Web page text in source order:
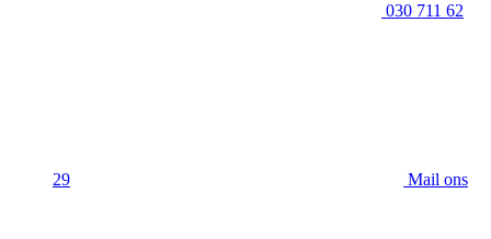
030 711 62
29 Mail ons